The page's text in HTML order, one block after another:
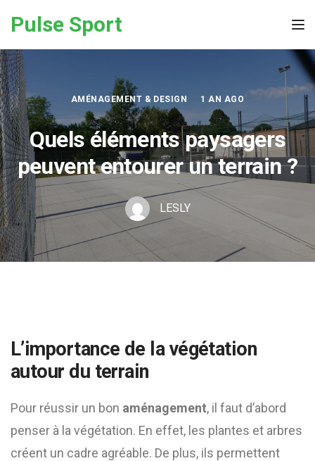
Pulse Sport
AMÉNAGEMENT & DESIGN 1 AN AGO
Quels éléments paysagers
peuvent entourer un terrain ?
LESLY
L’importance de la végétation
autour du terrain
Pour réussir un bon aménagement, il faut d’abord
penser à la végétation. En effet, les plantes et arbres
créent un cadre agréable. De plus, ils permettent